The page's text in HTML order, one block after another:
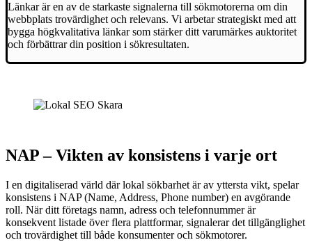
Länkar är en av de starkaste signalerna till sökmotorerna om din
webbplats trovärdighet och relevans. Vi arbetar strategiskt med att
bygga högkvalitativa länkar som stärker ditt varumärkes auktoritet
och förbättrar din position i sökresultaten.
NAP – Vikten av konsistens i varje ort
I en digitaliserad värld där lokal sökbarhet är av yttersta vikt, spelar
konsistens i NAP (Name, Address, Phone number) en avgörande
roll. När ditt företags namn, adress och telefonnummer är
konsekvent listade över flera plattformar, signalerar det tillgänglighet
och trovärdighet till både konsumenter och sökmotorer.